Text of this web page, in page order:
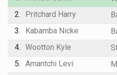
2.
Pritchard Harry
3.
Kabamba Nicke
4. Wootton Kyle
5. Amantchi Levi